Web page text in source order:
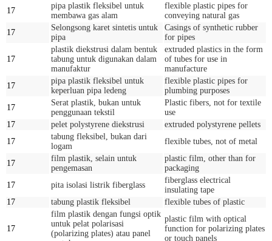
17
pipa plastik fleksibel untuk
membawa gas alam
flexible plastic pipes for
conveying natural gas
17
Selongsong karet sintetis untuk
pipa
Casings of synthetic rubber
for pipes
17
plastik diekstrusi dalam bentuk
tabung untuk digunakan dalam
manufaktur
extruded plastics in the form
of tubes for use in
manufacture
17
pipa plastik fleksibel untuk
keperluan pipa ledeng
flexible plastic pipes for
plumbing purposes
17
Serat plastik, bukan untuk
penggunaan tekstil
Plastic fibers, not for textile
use
17
pelet polystyrene diekstrusi
extruded polystyrene pellets
17
tabung fleksibel, bukan dari
logam
flexible tubes, not of metal
17
film plastik, selain untuk
pengemasan
plastic film, other than for
packaging
17
pita isolasi listrik fiberglass
fiberglass electrical
insulating tape
17
tabung plastik fleksibel flexible tubes of plastic
17
film plastik dengan fungsi optik
untuk pelat polarisasi
(polarizing plates) atau panel
plastic film with optical
function for polarizing plates
or touch panels